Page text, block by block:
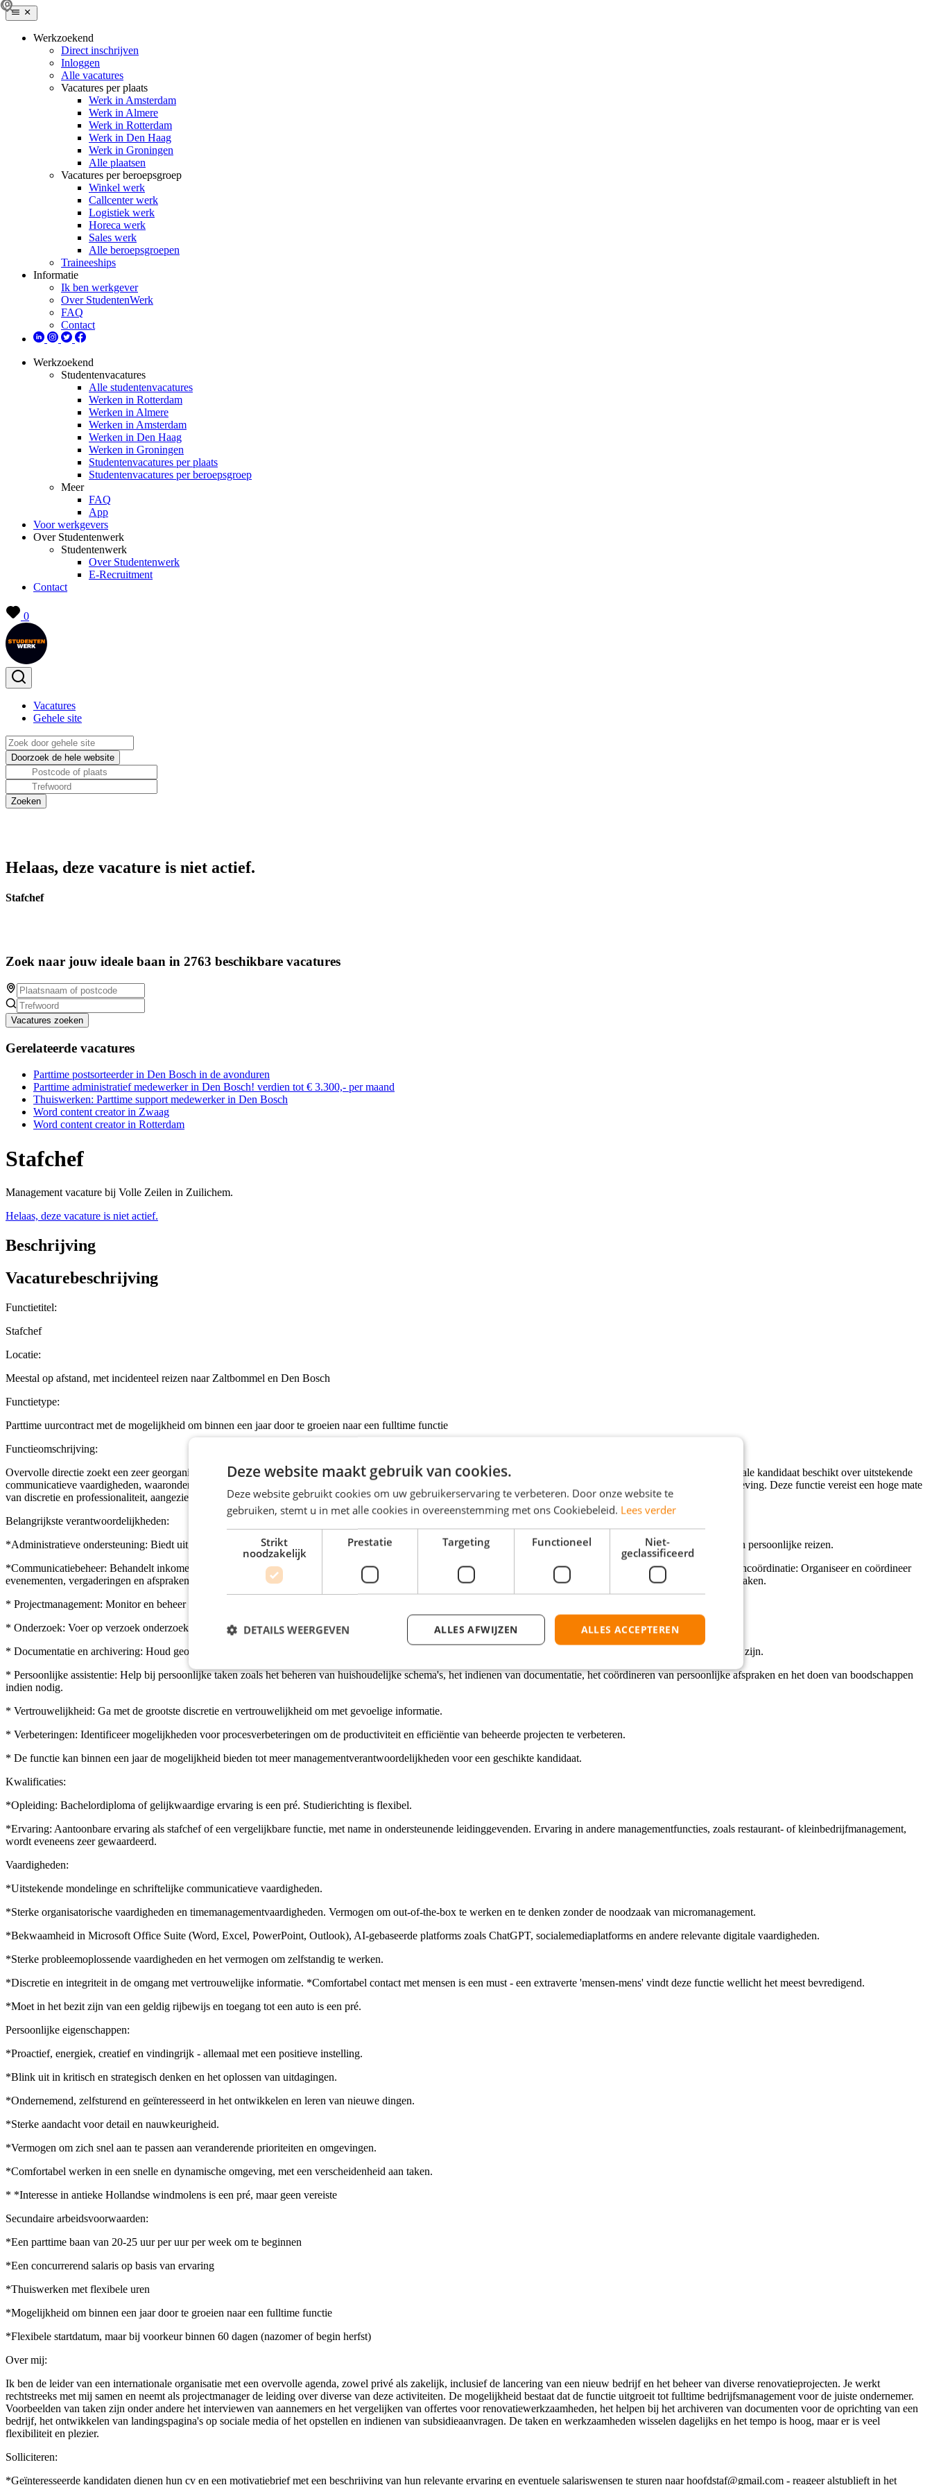
Werkzoekend
Direct inschrijven
Inloggen
Alle vacatures
Vacatures per plaats
Werk in Amsterdam
Werk in Almere
Werk in Rotterdam
Werk in Den Haag
Werk in Groningen
Alle plaatsen
Vacatures per beroepsgroep
Winkel werk
Callcenter werk
Logistiek werk
Horeca werk
Sales werk
Alle beroepsgroepen
Traineeships
Informatie
Ik ben werkgever
Over StudentenWerk
FAQ
Contact
Werkzoekend
Studentenvacatures
Alle studentenvacatures
Werken in Rotterdam
Werken in Almere
Werken in Amsterdam
Werken in Den Haag
Werken in Groningen
Studentenvacatures per plaats
Studentenvacatures per beroepsgroep
Meer
FAQ
App
Voor werkgevers
Over Studentenwerk
Studentenwerk
Over Studentenwerk
E-Recruitment
Contact
0
Vacatures
Gehele site
Helaas, deze vacature is niet actief.
Stafchef
Zoek naar jouw ideale baan in 2763 beschikbare vacatures
Vacatures zoeken
Gerelateerde vacatures
Parttime postsorteerder in Den Bosch in de avonduren
Parttime administratief medewerker in Den Bosch! verdien tot € 3.300,- per maand
Thuiswerken: Parttime support medewerker in Den Bosch
Word content creator in Zwaag
Word content creator in Rotterdam
Stafchef
Management vacature bij Volle Zeilen in Zuilichem.
Helaas, deze vacature is niet actief.
Beschrijving
Vacaturebeschrijving
Functietitel:
Stafchef
Locatie:
Meestal op afstand, met incidenteel reizen naar Zaltbommel en Den Bosch
Functietype:
Parttime uurcontract met de mogelijkheid om binnen een jaar door te groeien naar een fulltime functie
Functieomschrijving:
Overvolle directie zoekt een zeer georganiseerde, ondernemende, ambitieuze en proactieve stafchef ter ondersteuning van onze familiezaken en groeiende bedrijf. De ideale kandidaat beschikt over uitstekende
communicatieve vaardigheden, waaronder vloeiend Nederlands en Engels, oog voor detail en het vermogen om meerdere prioriteiten te beheren in een dynamische omgeving. Deze functie vereist een hoge mate
van discretie en professionaliteit, aangezien u gevoelige informatie namens onze familie- en bedrijfszaken zult verwerken.
Belangrijkste verantwoordelijkheden:
*Administratieve ondersteuning: Biedt uitgebreide administratieve ondersteuning, waaronder het beheren van agenda's, het plannen van vergaderingen en het regelen van persoonlijke reizen.
*Communicatiebeheer: Behandelt inkomende en uitgaande communicatie, inclusief e-mails, telefoontjes en correspondentie, en zorgt voor tijdige reacties. * Evenementencoördinatie: Organiseer en coördineer
evenementen, vergaderingen en afspraken, inclusief het opstellen van agenda's, het notuleren en het opvolgen van actiepunten voor persoonlijke, medische en zakelijke zaken.
* Projectmanagement: Monitor en beheer specifieke taken en projecten, zorg ervoor dat deadlines worden gehaald en prioriteiten worden gesteld.
* Onderzoek: Voer op verzoek onderzoek uit naar verschillende onderwerpen en stel rapporten of samenvattingen op ter ondersteuning van de besluitvorming.
* Documentatie en archivering: Houd georganiseerde dossiers en bestanden bij, zowel fysiek als elektronisch, zodat belangrijke documenten gemakkelijk terug te vinden zijn.
* Persoonlijke assistentie: Help bij persoonlijke taken zoals het beheren van huishoudelijke schema's, het indienen van documentatie, het coördineren van persoonlijke afspraken en het doen van boodschappen
indien nodig.
* Vertrouwelijkheid: Ga met de grootste discretie en vertrouwelijkheid om met gevoelige informatie.
* Verbeteringen: Identificeer mogelijkheden voor procesverbeteringen om de productiviteit en efficiëntie van beheerde projecten te verbeteren.
* De functie kan binnen een jaar de mogelijkheid bieden tot meer managementverantwoordelijkheden voor een geschikte kandidaat.
Kwalificaties:
*Opleiding: Bachelordiploma of gelijkwaardige ervaring is een pré. Studierichting is flexibel.
*Ervaring: Aantoonbare ervaring als stafchef of een vergelijkbare functie, met name in ondersteunende leidinggevenden. Ervaring in andere managementfuncties, zoals restaurant- of kleinbedrijfmanagement,
wordt eveneens zeer gewaardeerd.
Vaardigheden:
*Uitstekende mondelinge en schriftelijke communicatieve vaardigheden.
*Sterke organisatorische vaardigheden en timemanagementvaardigheden. Vermogen om out-of-the-box te werken en te denken zonder de noodzaak van micromanagement.
*Bekwaamheid in Microsoft Office Suite (Word, Excel, PowerPoint, Outlook), AI-gebaseerde platforms zoals ChatGPT, socialemediaplatforms en andere relevante digitale vaardigheden.
*Sterke probleemoplossende vaardigheden en het vermogen om zelfstandig te werken.
*Discretie en integriteit in de omgang met vertrouwelijke informatie. *Comfortabel contact met mensen is een must - een extraverte 'mensen-mens' vindt deze functie wellicht het meest bevredigend.
*Moet in het bezit zijn van een geldig rijbewijs en toegang tot een auto is een pré.
Persoonlijke eigenschappen:
*Proactief, energiek, creatief en vindingrijk - allemaal met een positieve instelling.
*Blink uit in kritisch en strategisch denken en het oplossen van uitdagingen.
*Ondernemend, zelfsturend en geïnteresseerd in het ontwikkelen en leren van nieuwe dingen.
*Sterke aandacht voor detail en nauwkeurigheid.
*Vermogen om zich snel aan te passen aan veranderende prioriteiten en omgevingen.
*Comfortabel werken in een snelle en dynamische omgeving, met een verscheidenheid aan taken.
* *Interesse in antieke Hollandse windmolens is een pré, maar geen vereiste
Secundaire arbeidsvoorwaarden:
*Een parttime baan van 20-25 uur per uur per week om te beginnen
*Een concurrerend salaris op basis van ervaring
*Thuiswerken met flexibele uren
*Mogelijkheid om binnen een jaar door te groeien naar een fulltime functie
*Flexibele startdatum, maar bij voorkeur binnen 60 dagen (nazomer of begin herfst)
Over mij:
Ik ben de leider van een internationale organisatie met een overvolle agenda, zowel privé als zakelijk, inclusief de lancering van een nieuw bedrijf en het beheer van diverse renovatieprojecten. Je werkt
rechtstreeks met mij samen en neemt als projectmanager de leiding over diverse van deze activiteiten. De mogelijkheid bestaat dat de functie uitgroeit tot fulltime bedrijfsmanagement voor de juiste ondernemer.
Voorbeelden van taken zijn onder andere het interviewen van aannemers en het vergelijken van offertes voor renovatiewerkzaamheden, het helpen bij het archiveren van documenten voor de oprichting van een
bedrijf, het ontwikkelen van landingspagina's op sociale media of het opstellen en indienen van subsidieaanvragen. De taken en werkzaamheden wisselen dagelijks en het tempo is hoog, maar er is veel
flexibiliteit en plezier.
Solliciteren:
*Geïnteresseerde kandidaten dienen hun cv en een motivatiebrief met een beschrijving van hun relevante ervaring en eventuele salariswensen te sturen naar hoofdstaf@gmail.com - reageer alstublieft in het
Deze website maakt gebruik van cookies.
Deze website gebruikt cookies om uw gebruikerservaring te verbeteren. Door onze website te
gebruiken, stemt u in met alle cookies in overeenstemming met ons Cookiebeleid. Lees verder
Strikt
noodzakelijk
Prestatie Targeting Functioneel
Niet-
geclassificeerd
ALLES ACCEPTEREN
ALLES AFWIJZEN
DETAILS WEERGEVEN